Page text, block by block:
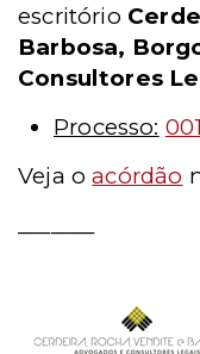
escritório
Barbosa,
Consultores
Processo:
Veja oacórdão